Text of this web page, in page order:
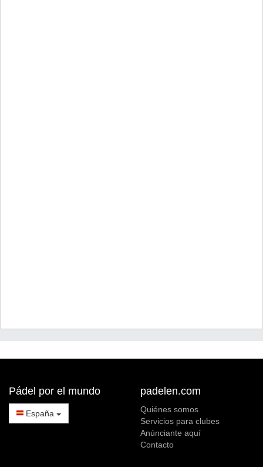
Pádel por el mundo
España
padelen.com
Quiénes somos
Servicios para clubes
Anúnciante aquí
Contacto